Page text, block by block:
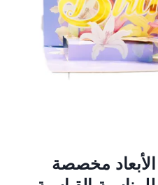
الأبعاد مخصصة